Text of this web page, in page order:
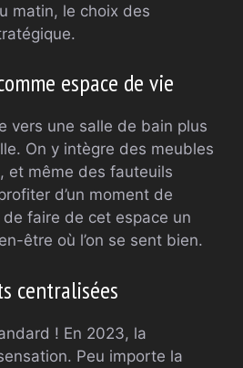
matin, le choix des
espace de vie
vers une salle de bain plus
On y intègre des meubles
et même des fauteuils
d’un moment de
de faire de cet espace un
être où l’on se sent bien.
centralisées
! En 2023, la
Peu importe la